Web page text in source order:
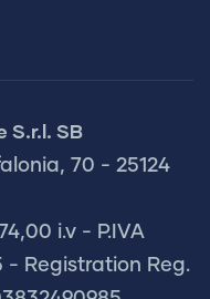
S.r.l. SB
70 - 25124
i.v - P.IVA
- Registration Reg.